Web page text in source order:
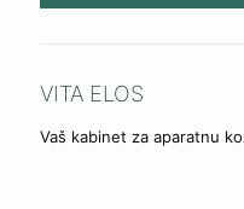
VITA ELOS
Vaš kabinet za aparatnu